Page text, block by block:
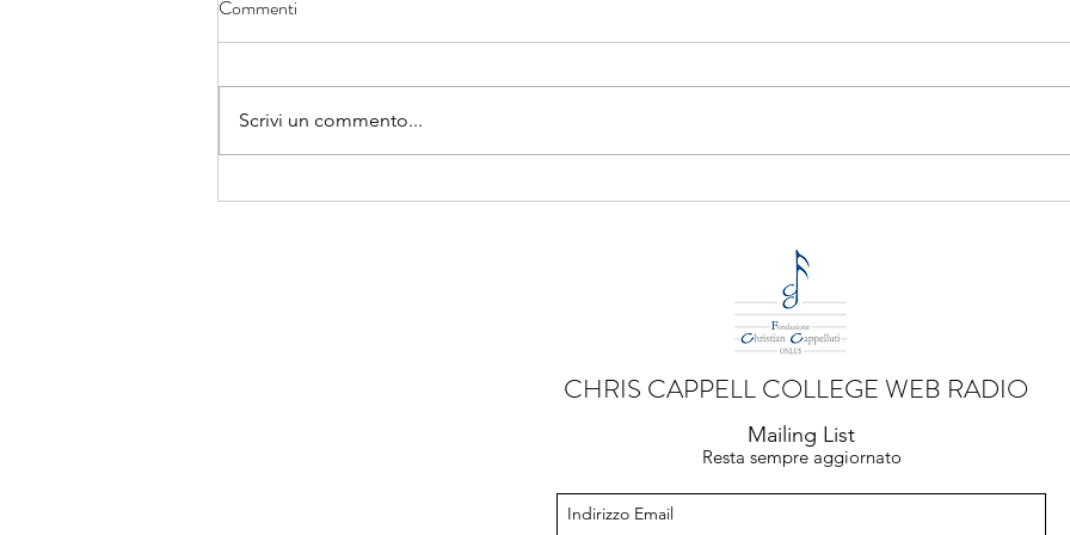
Il 6 maggio 2022 dalle ore 18:00
alla Notte Nazionale del Liceo
Classico....
FERMIAMO LA GUERRA
Commenti
Scrivi un commento...
CHRIS CAPPELL COLLEGE WEB RADIO
Mailing List
Resta sempre aggiornato